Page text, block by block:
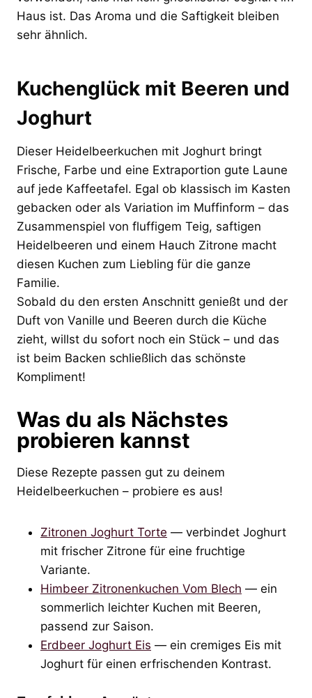
Haus ist. Das Aroma und die Saftigkeit bleiben
sehr ähnlich.
Kuchenglück mit Beeren und
Joghurt
Dieser Heidelbeerkuchen mit Joghurt bringt
Frische, Farbe und eine Extraportion gute Laune
auf jede Kaffeetafel. Egal ob klassisch im Kasten
gebacken oder als Variation im Muffinform – das
Zusammenspiel von fluffigem Teig, saftigen
Heidelbeeren und einem Hauch Zitrone macht
diesen Kuchen zum Liebling für die ganze
Familie.
Sobald du den ersten Anschnitt genießt und der
Duft von Vanille und Beeren durch die Küche
zieht, willst du sofort noch ein Stück – und das
ist beim Backen schließlich das schönste
Kompliment!
Was du als Nächstes
probieren kannst
Diese Rezepte passen gut zu deinem
Heidelbeerkuchen – probiere es aus!
Zitronen Joghurt Torte — verbindet Joghurt
mit frischer Zitrone für eine fruchtige
Variante.
Himbeer Zitronenkuchen Vom Blech — ein
sommerlich leichter Kuchen mit Beeren,
passend zur Saison.
Erdbeer Joghurt Eis — ein cremiges Eis mit
Joghurt für einen erfrischenden Kontrast.